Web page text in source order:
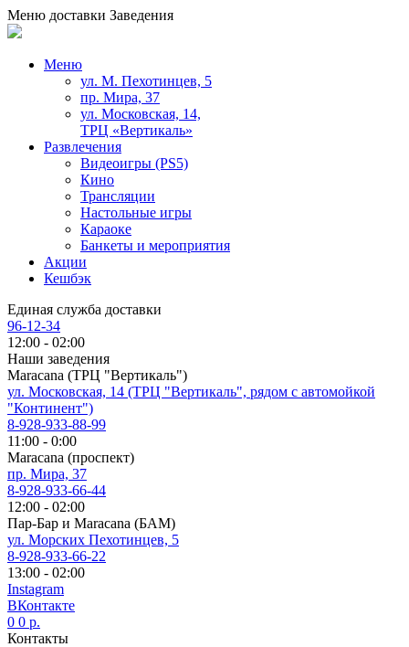
Меню доставки Заведения
Меню
ул. М. Пехотинцев, 5
пр. Мира, 37
ул. Московская, 14,
ТРЦ «Вертикаль»
Развлечения
Видеоигры (PS5)
Кино
Трансляции
Настольные игры
Караоке
Банкеты и мероприятия
Акции
Кешбэк
Единая служба доставки
96-12-34
12:00 - 02:00
Наши заведения
Maracana (ТРЦ "Вертикаль")
ул. Московская, 14 (ТРЦ "Вертикаль", рядом с автомойкой
"Континент")
8-928-933-88-99
11:00 - 0:00
Maracana (проспект)
пр. Мира, 37
8-928-933-66-44
12:00 - 02:00
Пар-Бар и Maracana (БАМ)
ул. Морских Пехотинцев, 5
8-928-933-66-22
13:00 - 02:00
Instagram
ВКонтакте
0 0 р.
Контакты